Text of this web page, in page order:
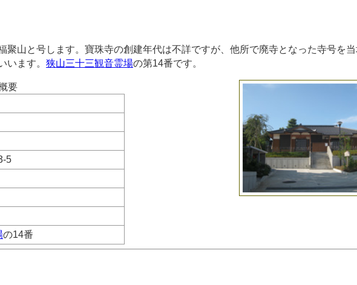
聚山と号します。寶珠寺の創建年代は不詳ですが、他所で廃寺となった寺号を
います。 狭山三十三観音霊場の第14番です。
要
5
の14番